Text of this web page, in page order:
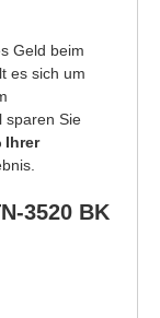
Geld beim
es sich um
sparen Sie
Ihrer
3520 BK